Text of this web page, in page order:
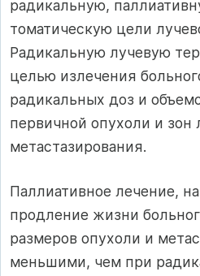
радикальную,
томатическую цели
Радикальную лучевую
целью излечения
радикальных доз и
первичной опухоли и зон
метастазирования.
Паллиативное лечение,
продление жизни
размеров опухоли и
меньшими, чем при